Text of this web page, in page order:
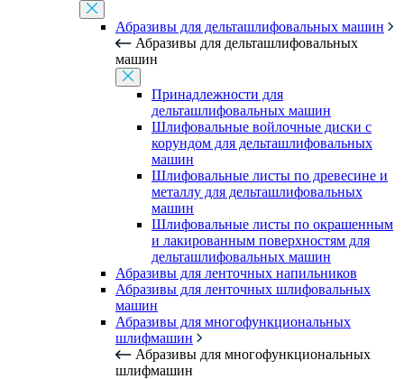
Абразивы для дельташлифовальных машин
Абразивы для дельташлифовальных
машин
Принадлежности для
дельташлифовальных машин
Шлифовальные войлочные диски с
корундом для дельташлифовальных
машин
Шлифовальные листы по древесине и
металлу для дельташлифовальных
машин
Шлифовальные листы по окрашенным
и лакированным поверхностям для
дельташлифовальных машин
Абразивы для ленточных напильников
Абразивы для ленточных шлифовальных
машин
Абразивы для многофункциональных
шлифмашин
Абразивы для многофункциональных
шлифмашин